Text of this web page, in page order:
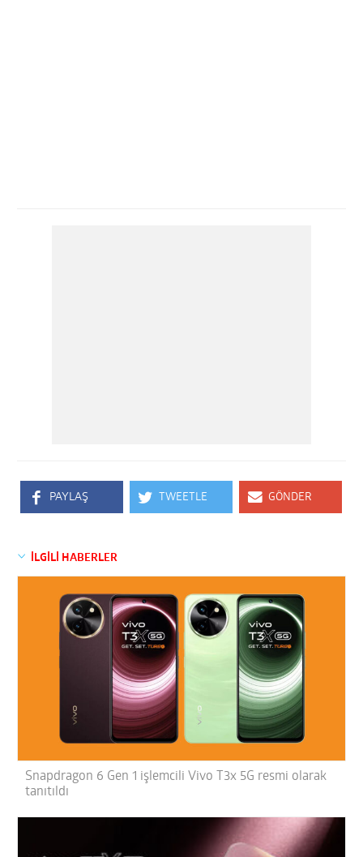
PAYLAŞ TWEETLE GÖNDER
İLGİLİ HABERLER
Snapdragon 6 Gen 1 işlemcili Vivo T3x 5G resmi olarak
tanıtıldı